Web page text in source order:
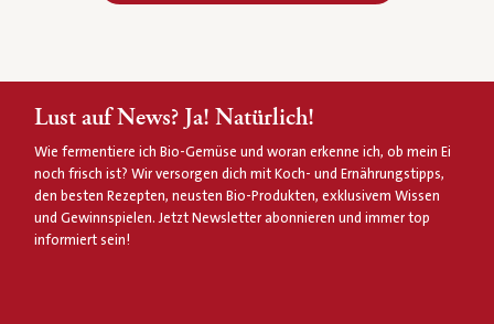
Lust auf News? Ja! Natürlich!
Wie fermentiere ich Bio-Gemüse und woran erkenne ich, ob mein Ei
noch frisch ist? Wir versorgen dich mit Koch- und Ernährungstipps,
den besten Rezepten, neusten Bio-Produkten, exklusivem Wissen
und Gewinnspielen. Jetzt Newsletter abonnieren und immer top
informiert sein!